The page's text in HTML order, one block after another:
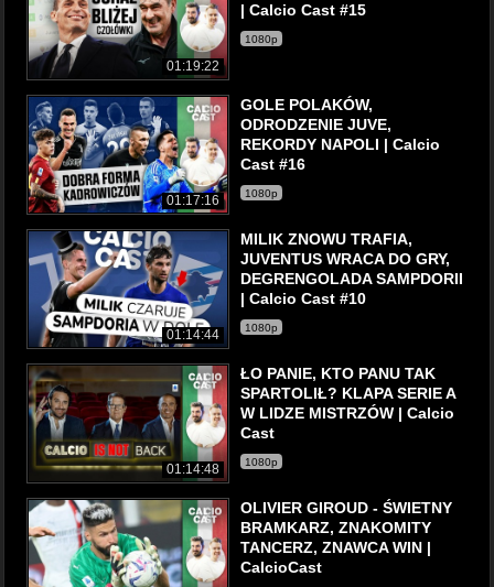
01:19:22
| Calcio Cast #15
1080p
01:17:16
GOLE POLAKÓW,
ODRODZENIE JUVE,
REKORDY NAPOLI | Calcio
Cast #16
1080p
01:14:44
MILIK ZNOWU TRAFIA,
JUVENTUS WRACA DO GRY,
DEGRENGOLADA SAMPDORII
| Calcio Cast #10
1080p
01:14:48
ŁO PANIE, KTO PANU TAK
SPARTOLIŁ? KLAPA SERIE A
W LIDZE MISTRZÓW | Calcio
Cast
1080p
OLIVIER GIROUD - ŚWIETNY
BRAMKARZ, ZNAKOMITY
TANCERZ, ZNAWCA WIN |
CalcioCast